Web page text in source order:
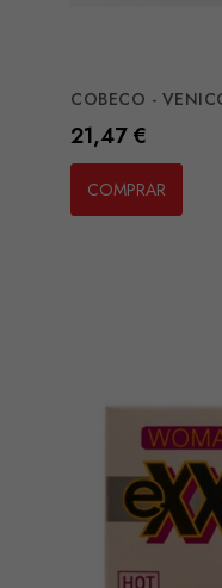
COBECO -
Preço
21,47 €
COMPRAR